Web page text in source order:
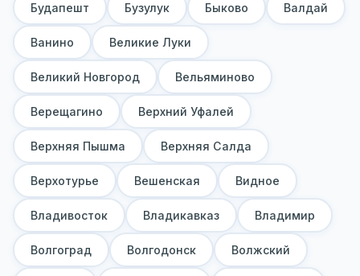
Будапешт Бузулук Быково Валдай
Ванино Великие Луки
Великий Новгород Вельяминово
Верещагино Верхний Уфалей
Верхняя Пышма Верхняя Салда
Верхотурье Вешенская Видное
Владивосток Владикавказ Владимир
Волгоград Волгодонск Волжский